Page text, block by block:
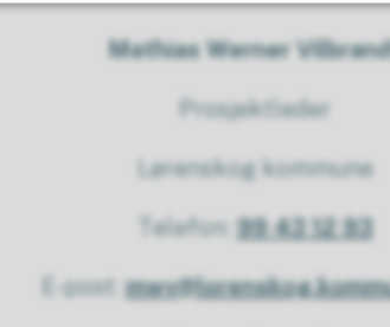
Mathias Werner
Prosjektleder
Lørenskog kommune
Telefon: 99 43 12 93
E-post: